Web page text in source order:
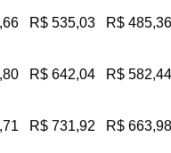
R$ 535,03 R$ 485,36
R$ 642,04 R$ 582,44
R$ 731,92 R$ 663,98